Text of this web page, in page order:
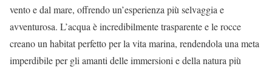
vento e dal mare, offrendo un’esperienza più selvaggia e
avventurosa. L’acqua è incredibilmente trasparente e le rocce
creano un habitat perfetto per la vita marina, rendendola una meta
imperdibile per gli amanti delle immersioni e della natura più